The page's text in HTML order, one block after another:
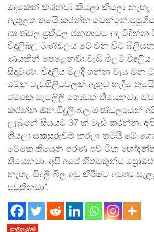
දෙකෙන් කරනවා කියලා කියලා
ඇතුළත තමයි කරන්න වෙන්නේ.පසුගිය
දූෂණවල ප්‍රතිඵල ජනතාවට අද විඳින්න
විදුලිබල මණ්ඩලය මේ වන විට බිලියන
ණයකින් පෙළෙනවා.වැඩි මිලට විදුලිය
සිදුවුණා. විදුලිය මිලදී ගන්න වැය වන
මේක වැඩපිළිවෙලක් ඇතුව හැදීම
මේකෙ පැටලිලි ගොඩක් තියෙනවා.
කරන්න ඕන.විදුලි බල මණ්ඩලයෙන්
ලැබුනේ සියයට 37 ක් වැඩි කරන්න.
තියලා සකසුරුවම් කරලා තමයි මේ
මේකෙ තියෙන පරණ පව් ටික
තියෙනවා. අපි අපේ හිතවතුන්ට
නැහැ. විදුලි බිල අඩු කිරීමට අවශ්‍ය
පවතිනවා”.
කාලීන පුවත්